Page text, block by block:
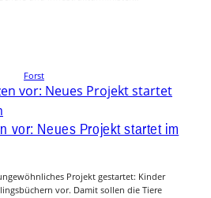
Forst
vor: Neues Projekt startet im
Projekt gestartet: Kinder
vor. Damit sollen die Tiere